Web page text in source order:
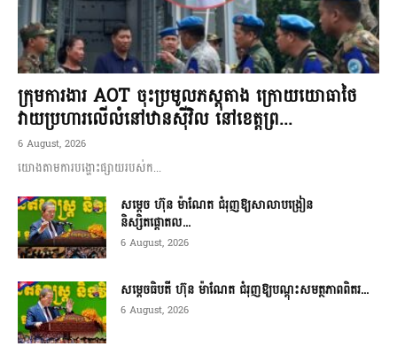
ក្រុមការងារ AOT ចុះប្រមូលភស្តុតាង ក្រោយយោធាថៃ
វាយប្រហារលើលំនៅឋានស៊ីវិល នៅខេត្តព្រ...
6 August, 2026
យោងតាមការបង្ហោះផ្សាយរបស់ក...
សម្តេច ហ៊ុន ម៉ាណែត ជំរុញឱ្យសាលាបង្រៀន
និស្សិតផ្តោតល...
6 August, 2026
សម្តេចធិបតី ហ៊ុន ម៉ាណែត ជំរុញឱ្យបណ្តុះសមត្ថភាពពិតរ...
6 August, 2026